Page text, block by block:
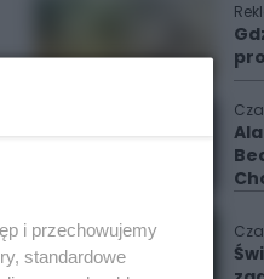
i przechowujemy
standardowe